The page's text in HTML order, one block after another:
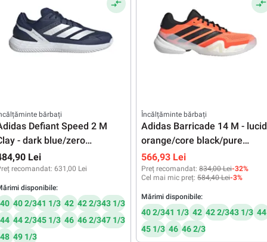
bărbați
Defiant Speed 2 M
- dark blue/zero
footwear white
Lei
recomandat: 631,00 Lei
disponibile:
40 40 2/341 1/3 42 42 2/343 1/3
44 44 2/345 1/3 46 46 2/347 1/3
48 49 1/3
Încălțăminte bărbați
Adidas Barricade 14 M - lucid
orange/core black/pure
orange
566,93 Lei
Preț recomandat: 834,00 Lei-32%
Cel mai mic preț: 584,40 Lei-3%
Mărimi disponibile:
40 2/341 1/3 42 42 2/343 1/3 44
45 1/3 46 46 2/3